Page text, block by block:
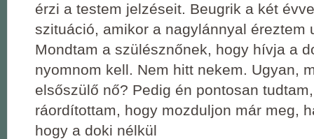
érzi a testem jelzéseit. Beugrik a két
szituáció, amikor a nagylánnyal éreztem
Mondtam a szülésznőnek, hogy hívja a
nyomnom kell. Nem hitt nekem. Ugyan,
elsőszülő nő? Pedig én pontosan
ráordítottam, hogy mozduljon már meg,
hogy a doki nélkül